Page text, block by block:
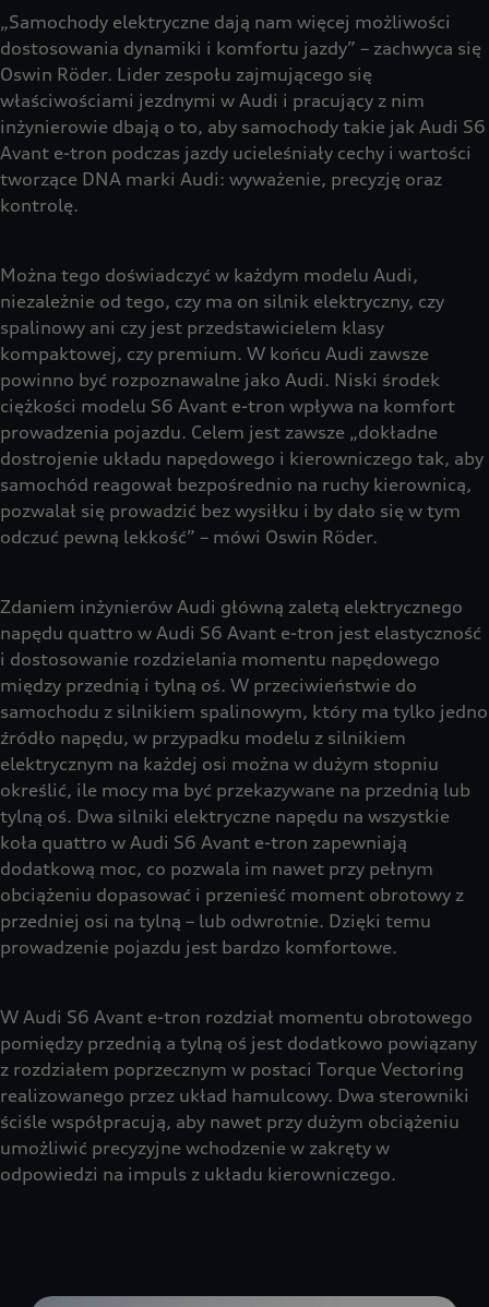
„Samochody elektryczne dają nam więcej możliwości
dostosowania dynamiki i komfortu jazdy” – zachwyca się
Oswin Röder. Lider zespołu zajmującego się
właściwościami jezdnymi w Audi i pracujący z nim
inżynierowie dbają o to, aby samochody takie jak Audi S6
Avant e-tron podczas jazdy ucieleśniały cechy i wartości
tworzące DNA marki Audi: wyważenie, precyzję oraz
kontrolę.
Można tego doświadczyć w każdym modelu Audi,
niezależnie od tego, czy ma on silnik elektryczny, czy
spalinowy ani czy jest przedstawicielem klasy
kompaktowej, czy premium. W końcu Audi zawsze
powinno być rozpoznawalne jako Audi. Niski środek
ciężkości modelu S6 Avant e-tron wpływa na komfort
prowadzenia pojazdu. Celem jest zawsze „dokładne
dostrojenie układu napędowego i kierowniczego tak, aby
samochód reagował bezpośrednio na ruchy kierownicą,
pozwalał się prowadzić bez wysiłku i by dało się w tym
odczuć pewną lekkość” – mówi Oswin Röder.
Zdaniem inżynierów Audi główną zaletą elektrycznego
napędu quattro w Audi S6 Avant e-tron jest elastyczność
i dostosowanie rozdzielania momentu napędowego
między przednią i tylną oś. W przeciwieństwie do
samochodu z silnikiem spalinowym, który ma tylko jedno
źródło napędu, w przypadku modelu z silnikiem
elektrycznym na każdej osi można w dużym stopniu
określić, ile mocy ma być przekazywane na przednią lub
tylną oś. Dwa silniki elektryczne napędu na wszystkie
koła quattro w Audi S6 Avant e-tron zapewniają
dodatkową moc, co pozwala im nawet przy pełnym
obciążeniu dopasować i przenieść moment obrotowy z
przedniej osi na tylną – lub odwrotnie. Dzięki temu
prowadzenie pojazdu jest bardzo komfortowe.
W Audi S6 Avant e-tron rozdział momentu obrotowego
pomiędzy przednią a tylną oś jest dodatkowo powiązany
z rozdziałem poprzecznym w postaci Torque Vectoring
realizowanego przez układ hamulcowy. Dwa sterowniki
ściśle współpracują, aby nawet przy dużym obciążeniu
umożliwić precyzyjne wchodzenie w zakręty w
odpowiedzi na impuls z układu kierowniczego.